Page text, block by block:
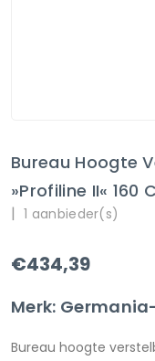
Bureau Hoogte
»Profiline II« 160
| 1 aanbieder(s)
€434,39
Merk:
Bureau hoogte